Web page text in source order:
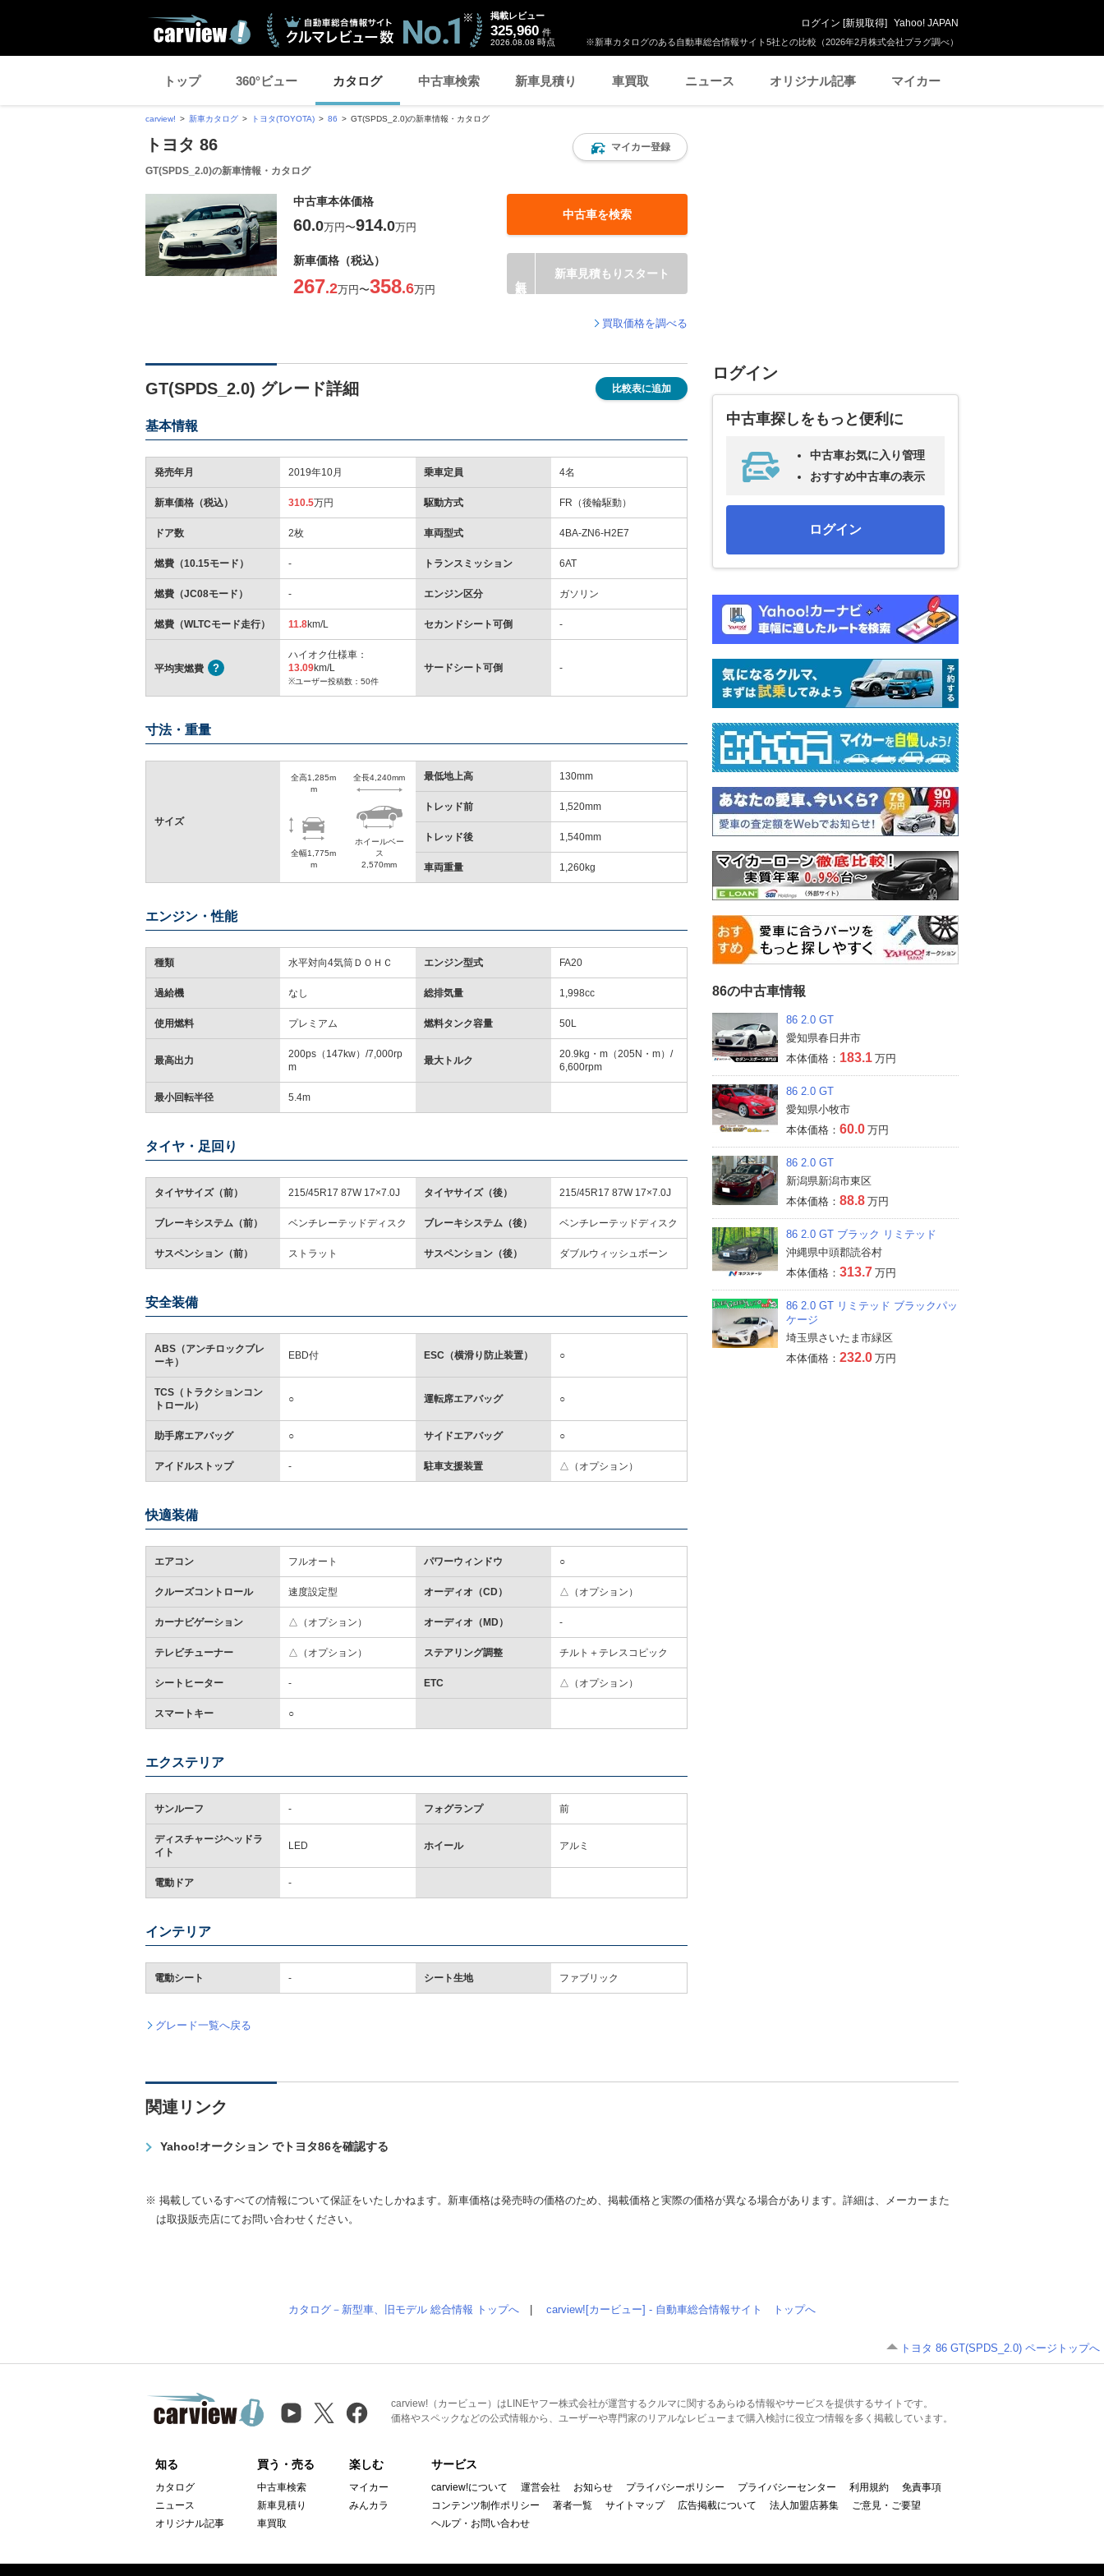
※新車カタログのある自動車総合情報サイト5社との比較（2026年2月株式会社プラグ調べ）
掲載レビュー
325,960 件
2026.08.08 時点
ログイン [新規取得] Yahoo! JAPAN
トップ 360°ビュー カタログ 中古車検索 新車見積り 車買取 ニュース オリジナル記事 マイカー
carview! 新車カタログ トヨタ(TOYOTA) 86 GT(SPDS_2.0)の新車情報・カタログ
トヨタ 86
GT(SPDS_2.0)の新車情報・カタログ
マイカー登録
中古車本体価格
60.0万円〜914.0万円
中古車を検索
新車価格（税込）
267.2万円〜358.6万円
新車見積もりスタート
買取価格を調べる
GT(SPDS_2.0) グレード詳細 比較表に追加
基本情報
発売年月 2019年10月 乗車定員 4名
新車価格（税込） 310.5万円 駆動方式 FR（後輪駆動）
ドア数 2枚 車両型式 4BA-ZN6-H2E7
燃費（10.15モード） - トランスミッション 6AT
燃費（JC08モード） - エンジン区分 ガソリン
燃費（WLTCモード走行） 11.8km/L セカンドシート可倒 -
平均実燃費
ハイオク仕様車：
13.09km/L
※ユーザー投稿数：50件
サードシート可倒 -
寸法・重量
サイズ
全高1,285m
m
全幅1,775m
m
全長4,240mm
ホイールベー
ス
2,570mm
最低地上高 130mm
トレッド前 1,520mm
トレッド後 1,540mm
車両重量 1,260kg
エンジン・性能
種類 水平対向4気筒ＤＯＨＣ エンジン型式 FA20
過給機 なし 総排気量 1,998cc
使用燃料 プレミアム 燃料タンク容量 50L
最高出力
200ps（147kw）/7,000rp
m
最大トルク
20.9kg・m（205N・m）/
6,600rpm
最小回転半径 5.4m
タイヤ・足回り
タイヤサイズ（前） 215/45R17 87W 17×7.0J タイヤサイズ（後） 215/45R17 87W 17×7.0J
ブレーキシステム（前） ベンチレーテッドディスク ブレーキシステム（後） ベンチレーテッドディスク
サスペンション（前） ストラット サスペンション（後） ダブルウィッシュボーン
安全装備
ABS（アンチロックブレ
ーキ）
EBD付 ESC（横滑り防止装置） ○
TCS（トラクションコン
トロール）
○ 運転席エアバッグ ○
助手席エアバッグ ○ サイドエアバッグ ○
アイドルストップ - 駐車支援装置 △（オプション）
快適装備
エアコン フルオート パワーウィンドウ ○
クルーズコントロール 速度設定型 オーディオ（CD） △（オプション）
カーナビゲーション △（オプション） オーディオ（MD） -
テレビチューナー △（オプション） ステアリング調整 チルト＋テレスコピック
シートヒーター - ETC △（オプション）
スマートキー ○
エクステリア
サンルーフ - フォグランプ 前
ディスチャージヘッドラ
イト
LED ホイール アルミ
電動ドア -
インテリア
電動シート - シート生地 ファブリック
ログイン
中古車探しをもっと便利に
中古車お気に入り管理
おすすめ中古車の表示
ログイン
86の中古車情報
86 2.0 GT
愛知県春日井市
本体価格： 183.1 万円
86 2.0 GT
愛知県小牧市
本体価格： 60.0 万円
86 2.0 GT
新潟県新潟市東区
本体価格： 88.8 万円
86 2.0 GT ブラック リミテッド
沖縄県中頭郡読谷村
本体価格： 313.7 万円
86 2.0 GT リミテッド ブラックパッ
ケージ
埼玉県さいたま市緑区
本体価格： 232.0 万円
グレード一覧へ戻る
関連リンク
Yahoo!オークション でトヨタ86を確認する
※ 掲載しているすべての情報について保証をいたしかねます。新車価格は発売時の価格のため、掲載価格と実際の価格が異なる場合があります。詳細は、メーカーまた
は取扱販売店にてお問い合わせください。
カタログ－新型車、旧モデル 総合情報 トップへ carview![カービュー] - 自動車総合情報サイト トップへ
トヨタ 86 GT(SPDS_2.0) ページトップへ
carview!（カービュー）はLINEヤフー株式会社が運営するクルマに関するあらゆる情報やサービスを提供するサイトです。
価格やスペックなどの公式情報から、ユーザーや専門家のリアルなレビューまで購入検討に役立つ情報を多く掲載しています。
知る
カタログ
ニュース
オリジナル記事
買う・売る
中古車検索
新車見積り
車買取
楽しむ
マイカー
みんカラ
サービス
carview!について 運営会社 お知らせ プライバシーポリシー プライバシーセンター 利用規約
免責事項
コンテンツ制作ポリシー
著者一覧 サイトマップ 広告掲載について 法人加盟店募集
ご意見・ご要望
ヘルプ・お問い合わせ